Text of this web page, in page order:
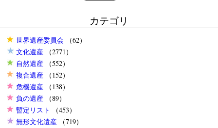
カテゴリ
世界遺産委員会（62）
文化遺産（2771）
自然遺産（552）
複合遺産（152）
危機遺産（138）
負の遺産（89）
暫定リスト
（453）
無形文化遺産（719）